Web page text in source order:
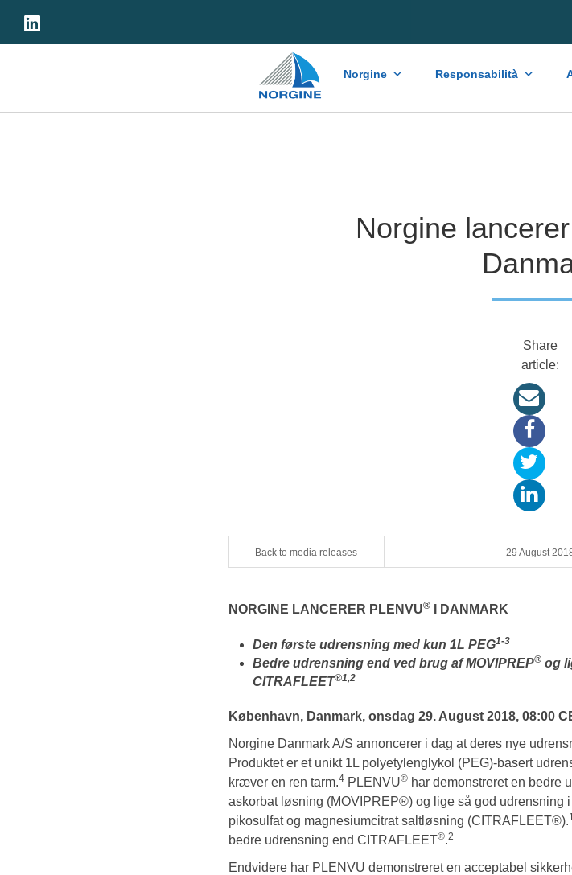
Home Norgine Responsabilità
Norgine
Share
article:
Back to media releases 29 August
NORGINE LANCERER PLENVU®I DANMARK
Den første udrensning med kun 1L PEG1-3
Bedre udrensning end ved brug af MOVIPREP®og
CITRAFLEET®1,2
København, Danmark, onsdag 29. August 2018, 08:00
Norgine Danmark A/S annoncerer i dag at deres nye
Produktet er et unikt 1L polyetylenglykol (PEG)-basert
kræver en ren tarm.4PLENVU®har demonstreret en bedre
askorbat løsning (MOVIPREP®) og lige så god udrensning
pikosulfat og magnesiumcitrat saltløsning (CITRAFLEET®).
bedre udrensning end CITRAFLEET®.2
Endvidere har PLENVU demonstreret en acceptabel